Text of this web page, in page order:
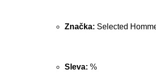
Značka: Selected
Sleva: %